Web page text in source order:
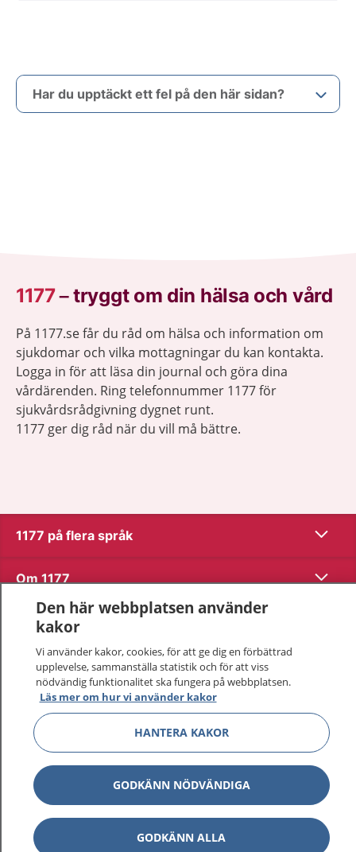
Har du upptäckt ett fel på den här sidan?
1177–tryggt om din hälsa och vård
På 1177.se får du råd om hälsa och information om
sjukdomar och vilka mottagningar du kan kontakta.
Logga in för att läsa din journal och göra dina
vårdärenden. Ring telefonnummer 1177 för
sjukvårdsrådgivning dygnet runt.
1177 ger dig råd när du vill må bättre.
1177 på flera språk Visa
Om 1177 Visa
Kontakt
Behandling av personuppgifter
Hantering av kakor
Inställningar för kakor
1177 – en tjänst frånInera.
Den här webbplatsen använder
kakor
Vi använder kakor, cookies, för att ge dig en förbättrad
upplevelse, sammanställa statistik och för att viss
nödvändig funktionalitet ska fungera på webbplatsen.
Läs mer om hur vi använder kakor
HANTERA KAKOR
GODKÄNN NÖDVÄNDIGA
GODKÄNN ALLA